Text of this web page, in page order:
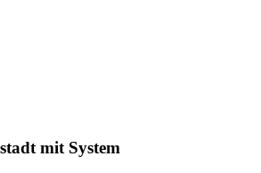
mit System